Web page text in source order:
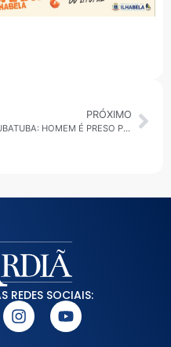
PRÓXIMO
UBATUBA: HOMEM É PRESO POR TRÁFICO DE DROGAS NO PEREQUÊ-AÇU
REDES SOCIAIS: